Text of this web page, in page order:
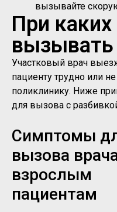
вызывайте
При
вызывать
Участковый врач
пациенту трудно или
поликлинику. Ниже
для вызова с
Симптомы
вызова
взрослым
пациентам